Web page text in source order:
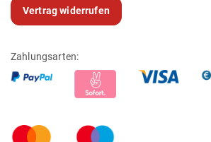
Vertrag widerrufen
Zahlungsarten: